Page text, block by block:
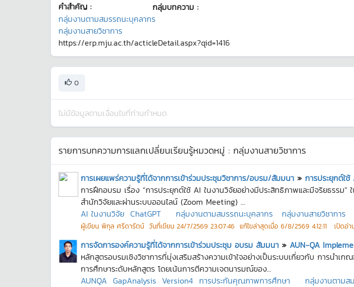
คำสำคัญ :
กลุ่มบทความ :
กลุ่มงานตามสมรรถนะบุคลากร
กลุ่มงานสายวิชาการ
https://erp.mju.ac.th/acticleDetail.aspx?qid=1416
0
ไม่มีข้อมูลตามเงื่อนไขที่ท่านกำหนด
รายการบทความการแลกเปลี่ยนเรียนรู้หมวดหมู่ : กลุ่มงานสายวิชาการ
การเผยแพร่ความรู้ที่ได้จากการเข้าร่วมประชุมวิชาการ/อบรม/สัมมนา » การประยุกต์ใ
การฝึกอบรม เรื่อง “การประยุกต์ใช้ AI ในงานวิจัยอย่างมีประสิทธิภาพและมีจริยธร
สำนักวิจัยและผ่านระบบออนไลน์ (Zoom Meeting) ...
AI ในงานวิจัย ChatGPT กลุ่มงานตามสมรรถนะบุคลากร กลุ่มงานสายวิชาการ
ผู้เขียน พิกุล ศรีดารัตน์ วันที่เขียน 24/7/2569 23:07:46 แก้ไขล่าสุดเมื่อ 6/8/2569 4:12:11 เปิดอ่า
การจัดการองค์ความรู้ที่ได้จากการเข้าร่วมประชุม อบรม สัมมนา » AUN-QA
หลักสูตรอบรมเชิงวิชาการที่มุ่งเสริมสร้างความเข้าใจอย่างเป็นระบบเกี่ยวกับ การน
การศึกษาระดับหลักสูตร โดยเน้นการตีความเจตนารมณ์ของ...
AUNQA GapAnalysis Version4 การประกันคุณภาพการศึกษา กลุ่มงานตามส